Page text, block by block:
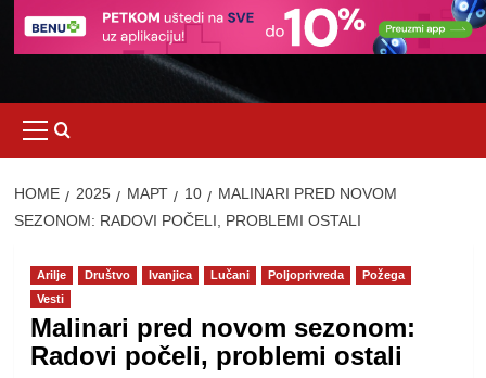
Menu
HOME 2025 МАРТ 10
MALINARI PRED NOVOM
SEZONOM: RADOVI POČELI, PROBLEMI OSTALI
Arilje Društvo Ivanjica Lučani Poljoprivreda
Požega
Vesti
Malinari pred novom sezonom:
Radovi počeli, problemi ostali